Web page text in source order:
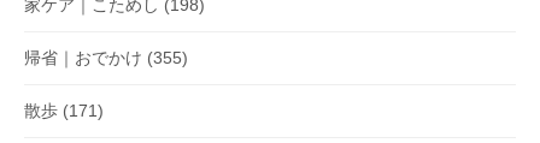
家ケア｜こためし (198)
帰省｜おでかけ (355)
散歩 (171)